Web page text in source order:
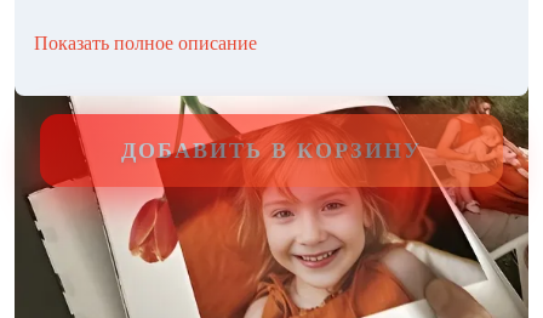
Показать полное описание
ДОБАВИТЬ В КОРЗИНУ